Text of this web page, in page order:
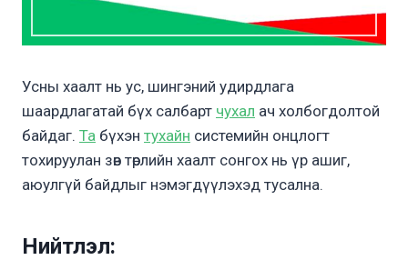
Усны хаалт нь ус, шингэний удирдлага
шаардлагатай бүх салбарт чухал ач холбогдолтой
байдаг. Та бүхэн тухайн системийн онцлогт
тохируулан зөв төрлийн хаалт сонгох нь үр ашиг,
аюулгүй байдлыг нэмэгдүүлэхэд тусална.
Нийтлэл: